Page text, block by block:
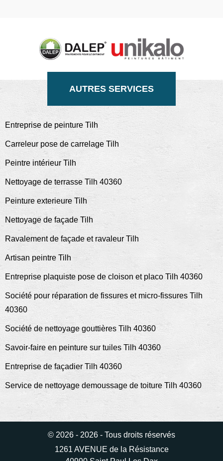
AUTRES SERVICES
Entreprise de peinture Tilh
Carreleur pose de carrelage Tilh
Peintre intérieur Tilh
Nettoyage de terrasse Tilh 40360
Peinture exterieure Tilh
Nettoyage de façade Tilh
Ravalement de façade et ravaleur Tilh
Artisan peintre Tilh
Entreprise plaquiste pose de cloison et placo Tilh 40360
Société pour réparation de fissures et micro-fissures Tilh
40360
Société de nettoyage gouttières Tilh 40360
Savoir-faire en peinture sur tuiles Tilh 40360
Entreprise de façadier Tilh 40360
Service de nettoyage demoussage de toiture Tilh 40360
© 2026 - 2026 - Tous droits réservés
1261 AVENUE de la Résistance